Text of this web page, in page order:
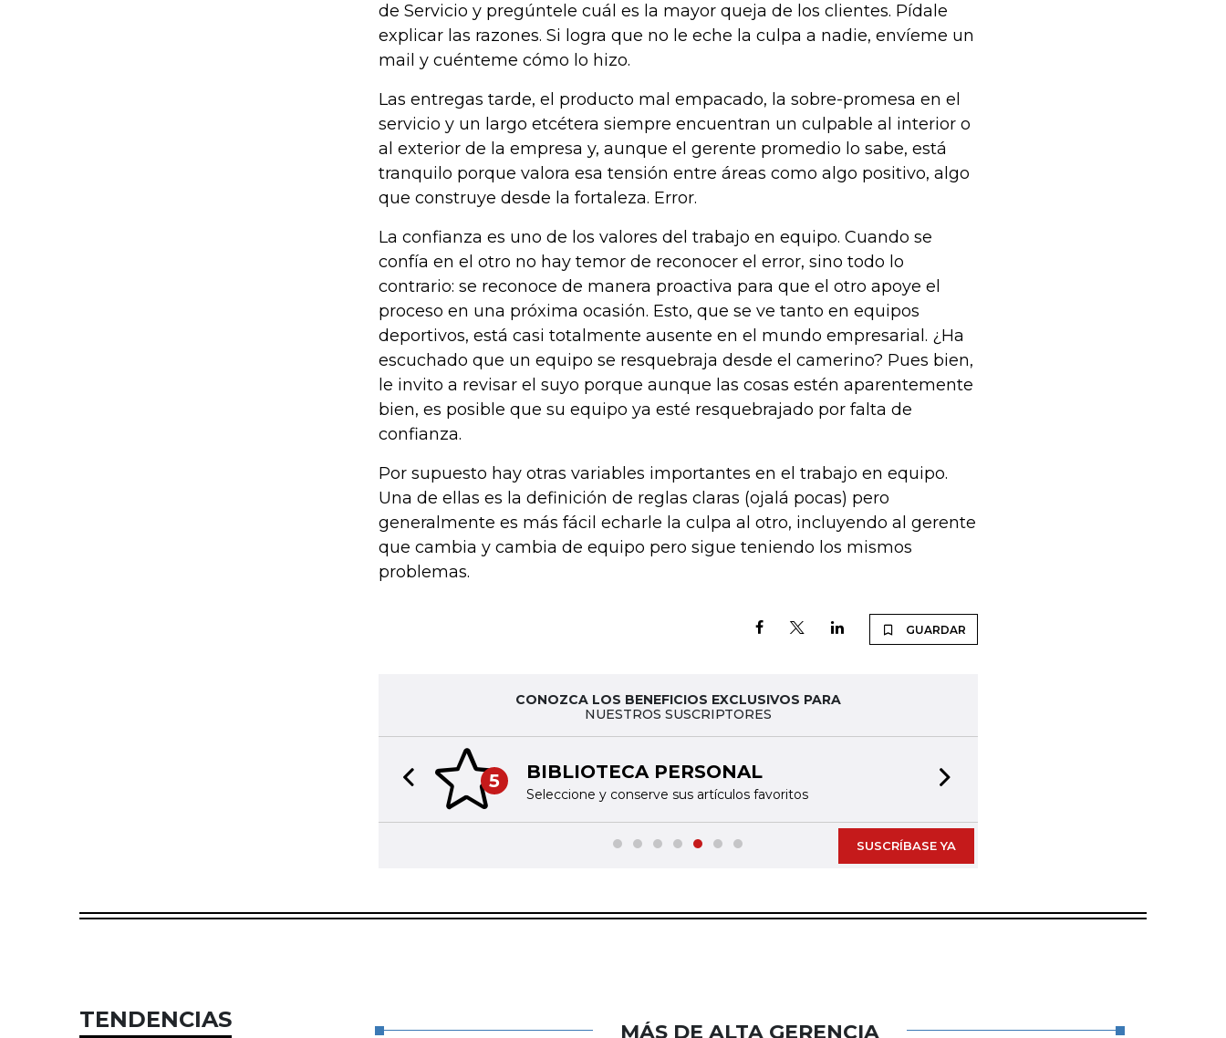
de Servicio y pregúntele cuál es la mayor queja de los clientes. Pídale
explicar las razones. Si logra que no le eche la culpa a nadie, envíeme un
mail y cuénteme cómo lo hizo.
Las entregas tarde, el producto mal empacado, la sobre-promesa en el
servicio y un largo etcétera siempre encuentran un culpable al interior o
al exterior de la empresa y, aunque el gerente promedio lo sabe, está
tranquilo porque valora esa tensión entre áreas como algo positivo, algo
que construye desde la fortaleza. Error.
La confianza es uno de los valores del trabajo en equipo. Cuando se
confía en el otro no hay temor de reconocer el error, sino todo lo
contrario: se reconoce de manera proactiva para que el otro apoye el
proceso en una próxima ocasión. Esto, que se ve tanto en equipos
deportivos, está casi totalmente ausente en el mundo empresarial. ¿Ha
escuchado que un equipo se resquebraja desde el camerino? Pues bien,
le invito a revisar el suyo porque aunque las cosas estén aparentemente
bien, es posible que su equipo ya esté resquebrajado por falta de
confianza.
Por supuesto hay otras variables importantes en el trabajo en equipo.
Una de ellas es la definición de reglas claras (ojalá pocas) pero
generalmente es más fácil echarle la culpa al otro, incluyendo al gerente
que cambia y cambia de equipo pero sigue teniendo los mismos
problemas.
GUARDAR
CONOZCA LOS BENEFICIOS EXCLUSIVOS PARA
NUESTROS SUSCRIPTORES
5 BIBLIOTECA PERSONAL
Seleccione y conserve sus artículos favoritos
Previous slide
SUSCRÍBASE YA
TENDENCIAS MÁS DE ALTA GERENCIA